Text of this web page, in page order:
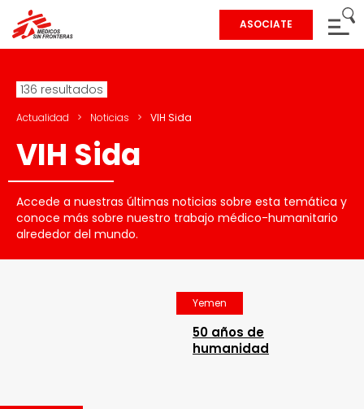
ASOCIATE
136 resultados
Actualidad > Noticias > VIH Sida
VIH Sida
Accede a nuestras últimas noticias sobre esta temática y
conoce más sobre nuestro trabajo médico-humanitario
alrededor del mundo.
Yemen
50 años de
humanidad